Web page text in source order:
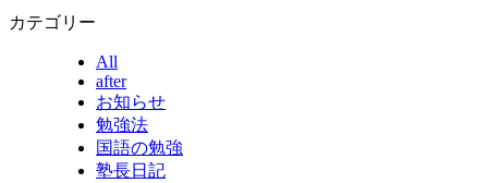
カテゴリー
All
after
お知らせ
勉強法
国語の勉強
塾長日記